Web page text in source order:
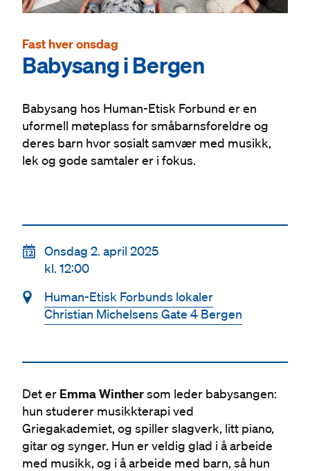
Fast hver onsdag
Babysang i Bergen
Babysang hos Human-Etisk Forbund er en
uformell møteplass for småbarnsforeldre og
deres barn hvor sosialt samvær med musikk,
lek og gode samtaler er i fokus.
📆 Onsdag 2. april 2025
kl. 12:00
📍
Human-Etisk Forbunds lokaler
Christian Michelsens Gate 4 Bergen
Det er Emma Winthersom leder babysangen:
hun studerer musikkterapi ved
Griegakademiet, og spiller slagverk, litt piano,
gitar og synger. Hun er veldig glad i å arbeide
med musikk, og i å arbeide med barn, så hun